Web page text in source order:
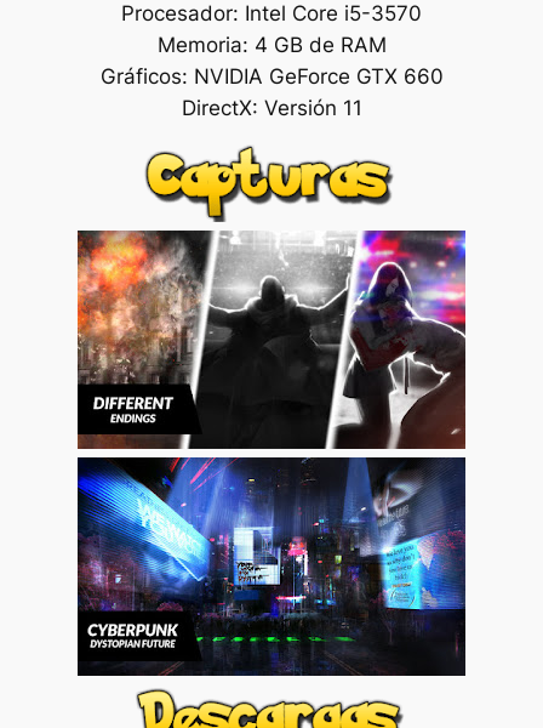
Procesador: Intel Core i5-3570
Memoria: 4 GB de RAM
Gráficos: NVIDIA GeForce GTX 660
DirectX: Versión 11